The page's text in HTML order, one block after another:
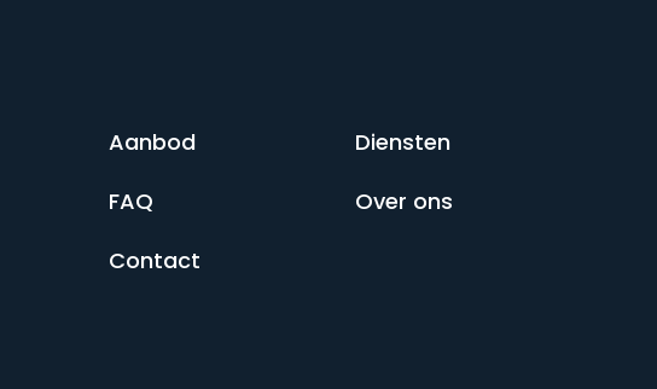
Aanbod
Diensten
FAQ
Over ons
Contact